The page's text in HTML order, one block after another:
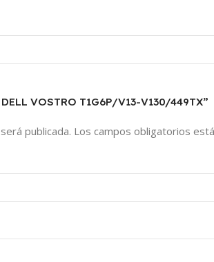
VOSTRO T1G6P/V13-V130/449TX”
publicada. Los campos obligatorios